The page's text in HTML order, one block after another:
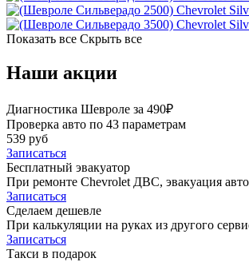
Chevrolet
Chevrolet
Показать все Скрыть все
Наши акции
Диагностика Шевроле за 490₽
Проверка авто по 43 параметрам
539 руб
Записаться
Бесплатный эвакуатор
При ремонте Chevrolet ДВС, эвакуация
Записаться
Сделаем дешевле
При калькуляции на руках из другого
Записаться
Такси в подарок